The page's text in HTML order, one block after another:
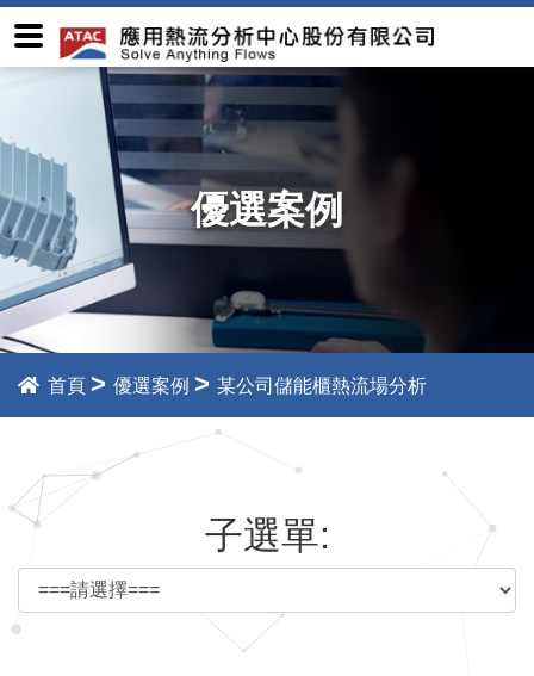
優選案例
首頁 > 優選案例 > 某公司儲能櫃熱流場分析
子選單: